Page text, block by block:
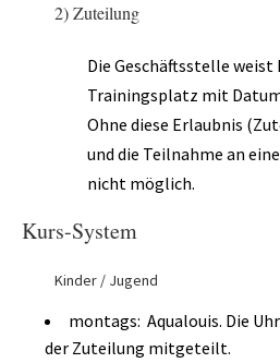
Mitgliedschaft
Kontakt
Datenschutzerklärung
Impressum
Datenschutzerklärung
2) Zuteilung
Die Geschäftsstelle weist
Trainingsplatz mit
Ohne diese Erlaubnis
und die Teilnahme an
nicht möglich.
Kurs-System
Kinder / Jugend
montags: Aqualouis. Die
der Zuteilung mitgeteilt.